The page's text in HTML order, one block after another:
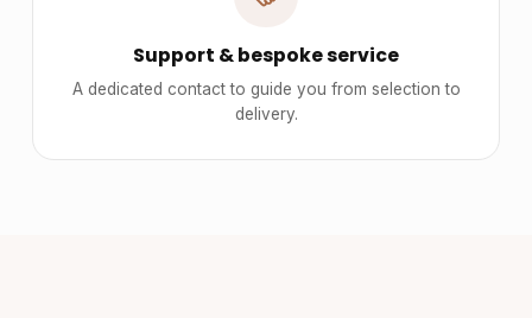
Support & bespoke service
A dedicated contact to guide you from selection to
delivery.